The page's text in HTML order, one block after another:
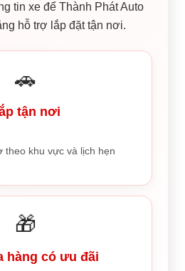
tin xe để Thành Phát Auto
hỗ trợ lắp đặt tận nơi.
🚗
tận nơi
theo khu vực và lịch hẹn
🎁
hàng có ưu đãi